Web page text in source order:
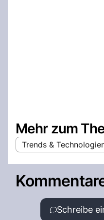
Mehr zum
Trends &
Schreibe